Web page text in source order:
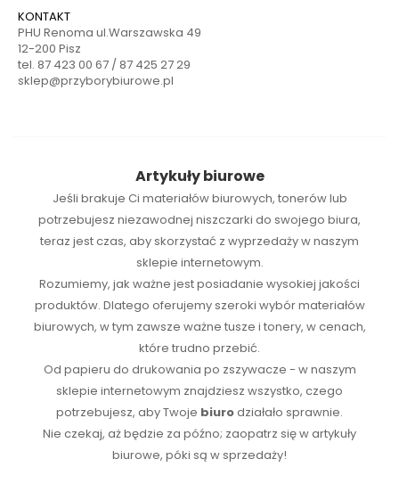
KONTAKT
PHU Renoma ul.Warszawska 49
12-200 Pisz
tel. 87 423 00 67 / 87 425 27 29
sklep@przyborybiurowe.pl
Artykuły biurowe
Jeśli brakuje Ci materiałów biurowych, tonerówlub
potrzebujesz niezawodnej niszczarki do swojego biura,
teraz jest czas, aby skorzystać z wyprzedaży w naszym
sklepie internetowym.
Rozumiemy, jak ważne jest posiadanie wysokiej jakości
produktów. Dlatego oferujemy szeroki wybór materiałów
biurowych, w tym zawsze ważne tusze i tonery, w cenach,
które trudno przebić.
Od papieru do drukowania po zszywacze - w naszym
sklepie internetowym znajdziesz wszystko, czego
potrzebujesz, aby Twoje biurodziałało sprawnie.
Nie czekaj, aż będzie za późno; zaopatrz się w artykuły
biurowe, póki są w sprzedaży!